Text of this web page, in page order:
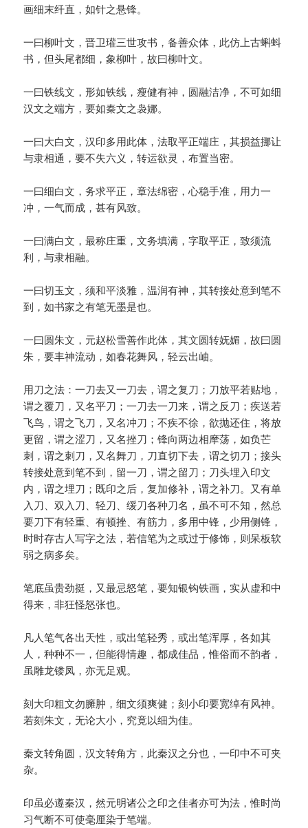
画细末纤直，如针之悬锋。
一曰柳叶文，晋卫瓘三世攻书，备善众体，此仿上古蝌蚪
书，但头尾都细，象柳叶，故曰柳叶文。
一曰铁线文，形如铁线，瘦健有神，圆融洁净，不可如细
汉文之端方，要如秦文之袅娜。
一曰大白文，汉印多用此体，法取平正端庄，其损益挪让
与隶相通，要不失六义，转运欲灵，布置当密。
一曰细白文，务求平正，章法绵密，心稳手准，用力一
冲，一气而成，甚有风致。
一曰满白文，最称庄重，文务填满，字取平正，致须流
利，与隶相融。
一曰切玉文，须和平淡雅，温润有神，其转接处意到笔不
到，如书家之有笔无墨是也。
一曰圆朱文，元赵松雪善作此体，其文圆转妩媚，故曰圆
朱，要丰神流动，如春花舞风，轻云出岫。
用刀之法：一刀去又一刀去，谓之复刀；刀放平若贴地，
谓之覆刀，又名平刀；一刀去一刀来，谓之反刀；疾送若
飞鸟，谓之飞刀，又名冲刀；不疾不徐，欲抛还住，将放
更留，谓之涩刀，又名挫刀；锋向两边相摩荡，如负芒
刺，谓之刺刀，又名舞刀，刀直切下去，谓之切刀；接头
转接处意到笔不到，留一刀，谓之留刀；刀头埋入印文
内，谓之埋刀；既印之后，复加修补，谓之补刀。又有单
入刀、双入刀、轻刀、缓刀各种刀名，虽不可不知，然总
要刀下有轻重、有顿挫、有筋力，多用中锋，少用侧锋，
时时存古人写字之法，若信笔为之或过于修饰，则呆板软
弱之病多矣。
笔底虽贵劲挺，又最忌怒笔，要知银钩铁画，实从虚和中
得来，非狂怪怒张也。
凡人笔气各出天性，或出笔轻秀，或出笔浑厚，各如其
人，种种不一，但能得情趣，都成佳品，惟俗而不韵者，
虽雕龙镂凤，亦无足观。
刻大印粗文勿臃肿，细文须爽健；刻小印要宽绰有风神。
若刻朱文，无论大小，究竟以细为佳。
秦文转角圆，汉文转角方，此秦汉之分也，一印中不可夹
杂。
印虽必遵秦汉，然元明诸公之印之佳者亦可为法，惟时尚
习气断不可使毫厘染于笔端。